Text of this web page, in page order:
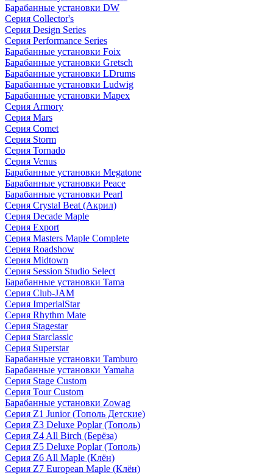
Барабанные установки DW
Серия Collector's
Серия Design Series
Серия Performance Series
Барабанные установки Foix
Барабанные установки Gretsch
Барабанные установки LDrums
Барабанные установки Ludwig
Барабанные установки Mapex
Серия Armory
Серия Mars
Серия Comet
Серия Storm
Серия Tornado
Серия Venus
Барабанные установки Megatone
Барабанные установки Peace
Барабанные установки Pearl
Серия Crystal Beat (Акрил)
Серия Decade Maple
Серия Export
Серия Masters Maple Complete
Серия Roadshow
Серия Midtown
Серия Session Studio Select
Барабанные установки Tama
Серия Club-JAM
Серия ImperialStar
Серия Rhythm Mate
Серия Stagestar
Серия Starclassic
Серия Superstar
Барабанные установки Tamburo
Барабанные установки Yamaha
Серия Stage Custom
Серия Tour Custom
Барабанные установки Zowag
Серия Z1 Junior (Тополь Детские)
Серия Z3 Deluxe Poplar (Тополь)
Серия Z4 All Birch (Берёза)
Серия Z5 Deluxe Poplar (Тополь)
Серия Z6 All Maple (Клён)
Серия Z7 European Maple (Клён)